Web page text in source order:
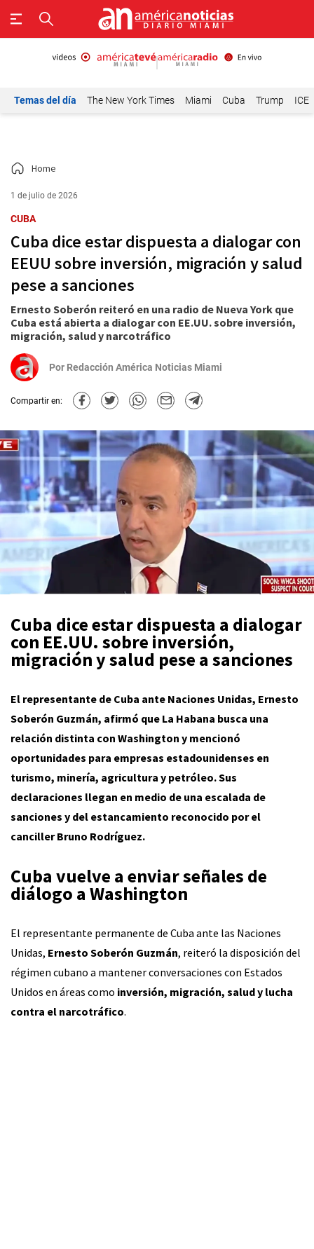
Temas del día The New York Times Miami Cuba Trump ICE
Home
1 de julio de 2026
CUBA
Cuba dice estar dispuesta a dialogar con
EEUU sobre inversión, migración y salud
pese a sanciones
Ernesto Soberón reiteró en una radio de Nueva York que
Cuba está abierta a dialogar con EE.UU. sobre inversión,
migración, salud y narcotráfico
Por Redacción América Noticias Miami
Compartir en:
Cuba dice estar dispuesta a dialogar
con EE.UU. sobre inversión,
migración y salud pese a sanciones
El representante de Cuba ante Naciones Unidas, Ernesto
Soberón Guzmán, afirmó que La Habana busca una
relación distinta con Washington y mencionó
oportunidades para empresas estadounidenses en
turismo, minería, agricultura y petróleo. Sus
declaraciones llegan en medio de una escalada de
sanciones y del estancamiento reconocido por el
canciller Bruno Rodríguez.
Cuba vuelve a enviar señales de
diálogo a Washington
El representante permanente de Cuba ante las Naciones
Unidas, Ernesto Soberón Guzmán, reiteró la disposición del
régimen cubano a mantener conversaciones con Estados
Unidos en áreas como inversión, migración, salud y lucha
contra el narcotráfico.